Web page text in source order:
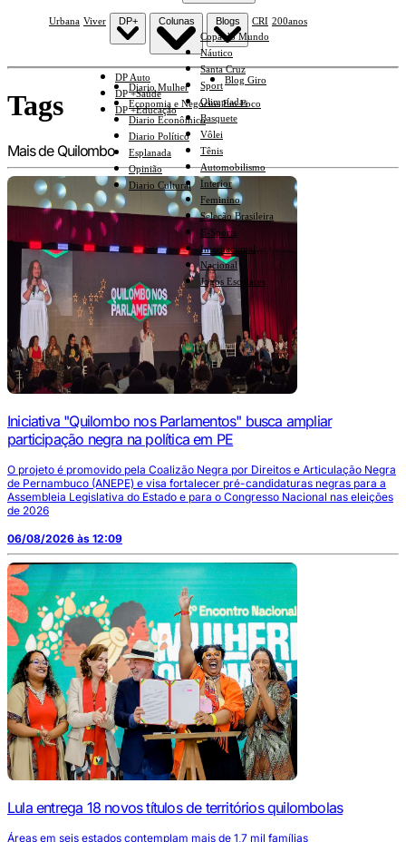
Copa do Mundo
Náutico
Santa Cruz
Sport
Olimpíadas
Basquete
Vôlei
Tênis
Automobilismo
Interior
Feminino
Seleção Brasileira
E-Sports
Internacional
Nacional
Jogos Escolares
Urbana Viver DP+
DP Auto
DP +Saúde
DP +Educação
Colunas
Diario Mulher
Economia e Negócios Em Foco
Diario Econômico
Diario Político
Esplanada
Opinião
Diario Cultural
Blogs
Blog Giro
CRI 200anos
Tags
Mais de Quilombo
Iniciativa "Quilombo nos Parlamentos" busca ampliar
participação negra na política em PE
O projeto é promovido pela Coalizão Negra por Direitos e Articulação Negra
de Pernambuco (ANEPE) e visa fortalecer pré-candidaturas negras para a
Assembleia Legislativa do Estado e para o Congresso Nacional nas eleições
de 2026
06/08/2026 às 12:09
Lula entrega 18 novos títulos de territórios quilombolas
Áreas em seis estados contemplam mais de 1,7 mil famílias